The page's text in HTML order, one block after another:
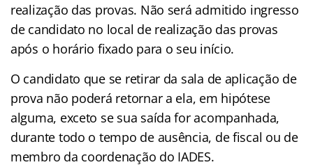
realização das provas. Não será admitido ingresso
de candidato no local de realização das provas
após o horário fixado para o seu início.
O candidato que se retirar da sala de aplicação de
prova não poderá retornar a ela, em hipótese
alguma, exceto se sua saída for acompanhada,
durante todo o tempo de ausência, de fiscal ou de
membro da coordenação do IADES.